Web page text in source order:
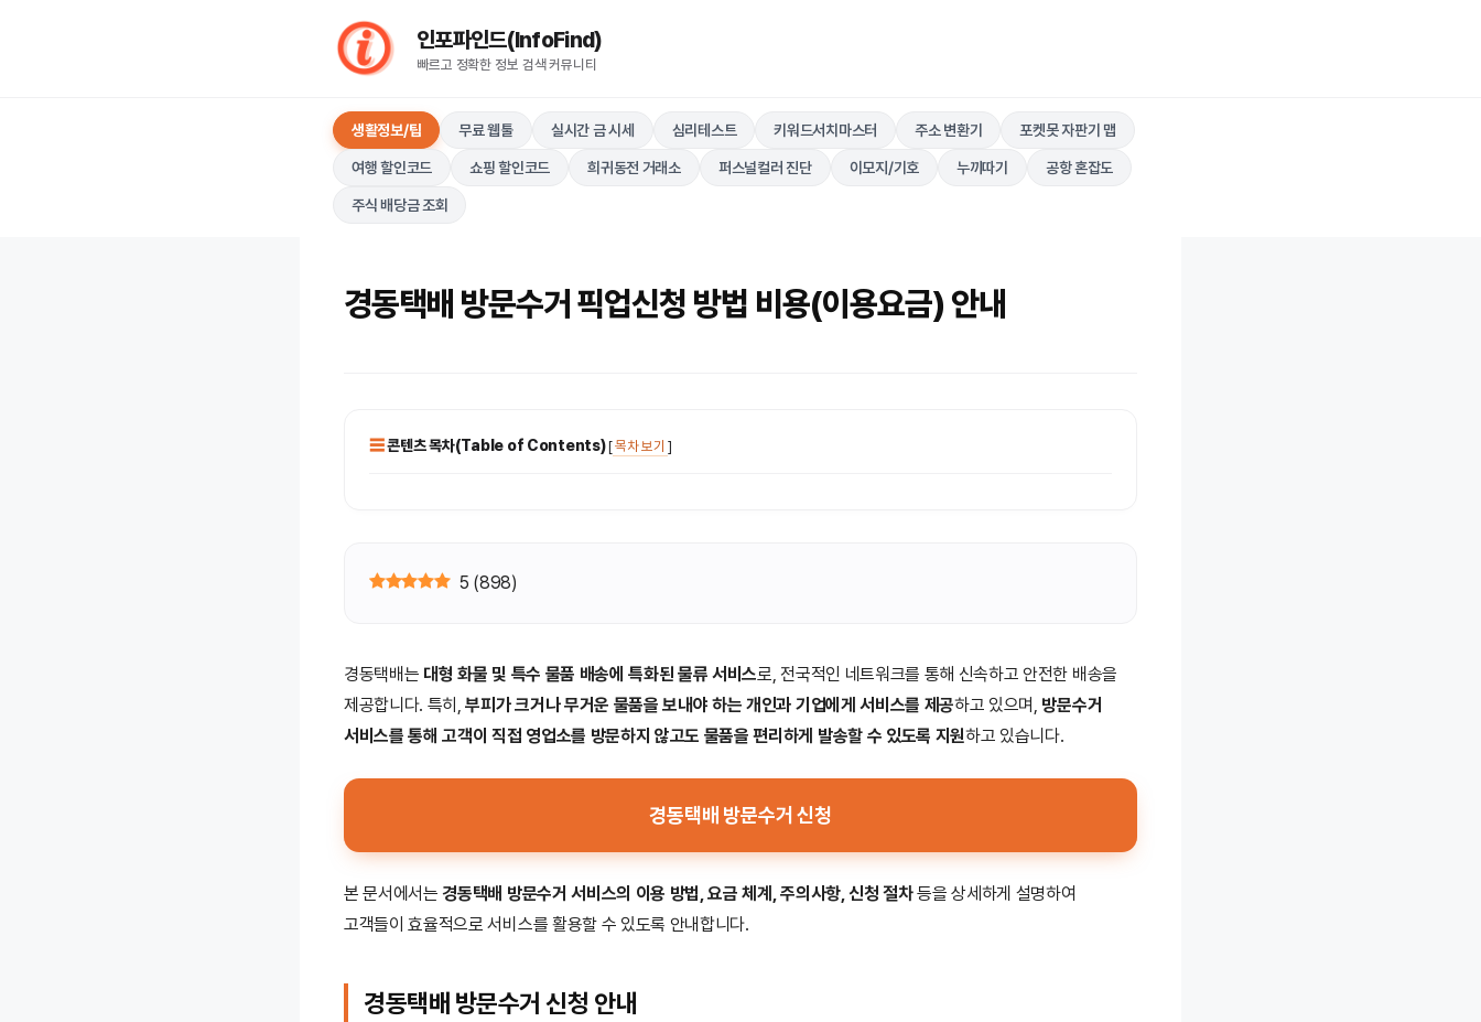
인포파인드(InfoFind)​​​​
빠르고 정확한 정보 검색 커뮤니티
생활정보/팁 무료 웹툴 실시간 금 시세 심리테스트 키워드서치마스터 주소 변환기 포켓못 자판기 맵
여행 할인코드 쇼핑 할인코드 희귀동전 거래소 퍼스널컬러 진단 이모지/기호 누끼따기 공항 혼잡도
주식 배당금 조회
경동택배 방문수거 픽업신청 방법 비용(이용요금) 안내
콘텐츠 목차(Table of Contents)[목차 보기 ]
5 (898)
경동택배는 대형 화물 및 특수 물품 배송에 특화된 물류 서비스로, 전국적인 네트워크를 통해 신속하고 안전한 배송을
제공합니다. 특히,부피가 크거나 무거운 물품을 보내야 하는 개인과 기업에게 서비스를 제공하고 있으며, 방문수거
서비스를 통해 고객이 직접 영업소를 방문하지 않고도 물품을 편리하게 발송할 수 있도록 지원하고 있습니다.
경동택배 방문수거 신청
본 문서에서는경동택배 방문수거 서비스의 이용 방법, 요금 체계, 주의사항, 신청 절차등을 상세하게 설명하여
고객들이 효율적으로 서비스를 활용할 수 있도록 안내합니다.
경동택배 방문수거 신청 안내